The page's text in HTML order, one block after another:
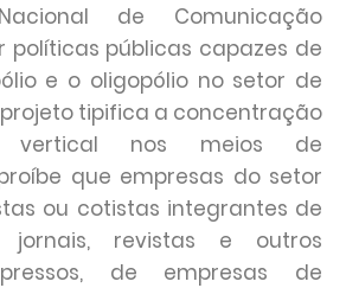
de Comunicação
políticas públicas capazes de
e o oligopólio no setor de
tipifica a concentração
vertical nos meios de
que empresas do setor
ou cotistas integrantes de
jornais, revistas e outros
de empresas de